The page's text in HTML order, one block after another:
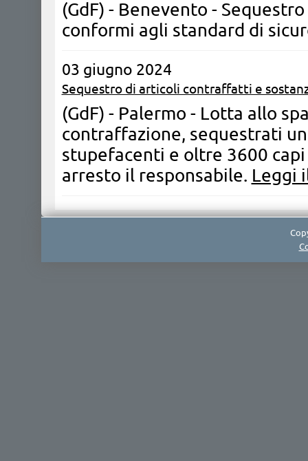
(GdF) - Benevento -
conformi agli standard di
03 giugno 2024
Sequestro di articoli contraffatti e
(GdF) - Palermo - Lotta allo
contraffazione, sequestrati
stupefacenti e oltre 3600
arresto il responsabile. Leggi